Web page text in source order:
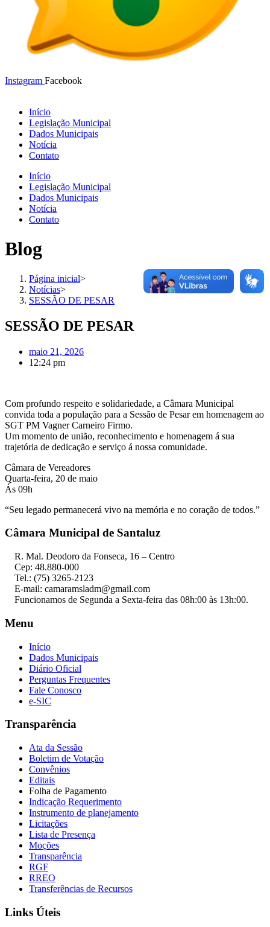
Instagram Facebook
Início
Legislação Municipal
Dados Municipais
Notícia
Contato
Início
Legislação Municipal
Dados Municipais
Notícia
Contato
Blog
Página inicial>
Notícias>
SESSÃO DE PESAR
SESSÃO DE PESAR
maio 21, 2026
12:24 pm
Com profundo respeito e solidariedade, a Câmara Municipal
convida toda a população para a Sessão de Pesar em homenagem ao
SGT PM Vagner Carneiro Firmo.
Um momento de união, reconhecimento e homenagem á sua
trajetória de dedicação e serviço á nossa comunidade.
Câmara de Vereadores
Quarta-feira, 20 de maio
Ás 09h
“Seu legado permanecerá vivo na memória e no coração de todos.”
Câmara Municipal de Santaluz
R. Mal. Deodoro da Fonseca, 16 – Centro
Cep: 48.880-000
Tel.: (75) 3265-2123
E-mail: camaramsladm@gmail.com
Funcionamos de Segunda a Sexta-feira das 08h:00 às 13h:00.
Menu
Início
Dados Municipais
Diário Oficial
Perguntas Frequentes
Fale Conosco
e-SIC
Transparência
Ata da Sessão
Boletim de Votação
Convênios
Editais
Folha de Pagamento
Indicação Requerimento
Instrumento de planejamento
Licitações
Lista de Presença
Moções
Transparência
RGF
RREO
Transferências de Recursos
Links Úteis